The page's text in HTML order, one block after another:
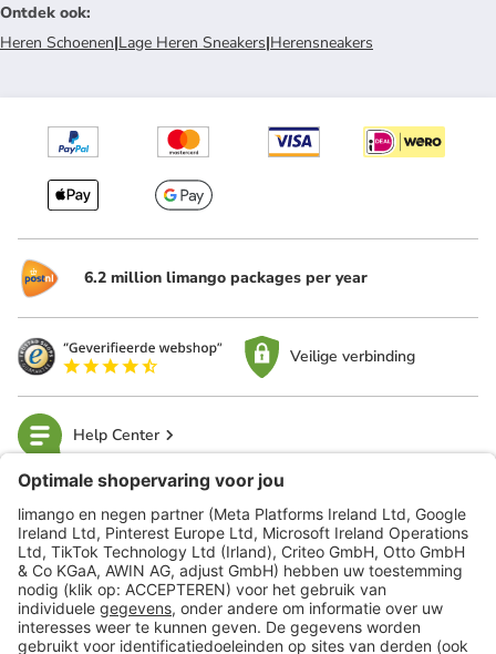
Ontdek ook:
Heren Schoenen|Lage Heren Sneakers|Herensneakers
6.2 million limango packages per year
Veilige verbinding
Help Center
limango
Veilig winkelen
Klantenservice